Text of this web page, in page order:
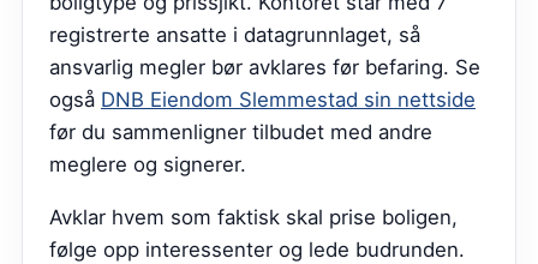
registrerte ansatte i datagrunnlaget, så
ansvarlig megler bør avklares før befaring. Se
også DNB Eiendom Slemmestad sin nettside
før du sammenligner tilbudet med andre
meglere og signerer.
Avklar hvem som faktisk skal prise boligen,
følge opp interessenter og lede budrunden.